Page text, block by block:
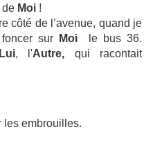
de Moi !
côté de l’avenue, quand je
sur
Moi le bus 36.
Lui, l'Autre, qui racontait
les embrouilles.